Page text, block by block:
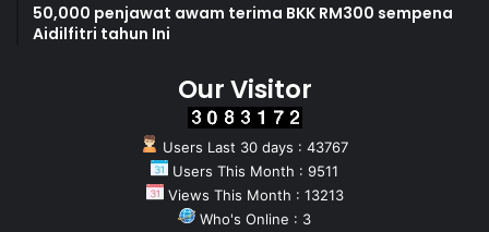
50,000 penjawat awam terima BKK RM300 sempena
Aidilfitri tahun Ini
Our Visitor
Users Last 30 days : 43767
Users This Month : 9511
Views This Month : 13213
Who's Online : 3